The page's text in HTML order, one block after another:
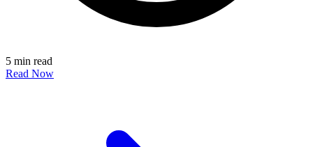
5 min read
Read Now